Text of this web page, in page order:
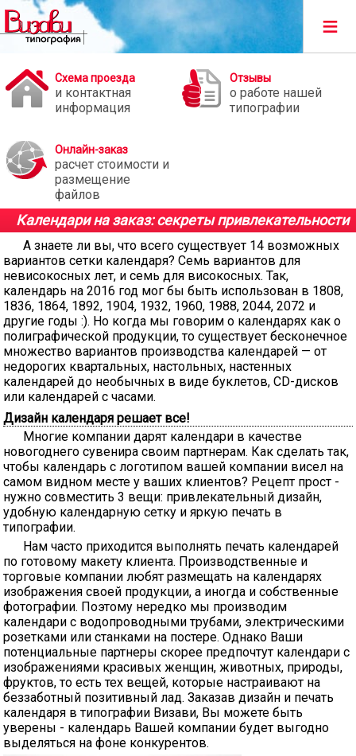
≡
Схема проезда
и контактная
информация
Отзывы
о работе нашей
типографии
Онлайн-заказ
расчет стоимости и
размещение
файлов
Календари на заказ: секреты привлекательности
А знаете ли вы, что всего существует 14 возможных
вариантов сетки календаря? Семь вариантов для
невисокосных лет, и семь для високосных. Так,
календарь на 2016 год мог бы быть использован в 1808,
1836, 1864, 1892, 1904, 1932, 1960, 1988, 2044, 2072 и
другие годы :). Но когда мы говорим о календарях как о
полиграфической продукции, то существует бесконечное
множество вариантов производства календарей — от
недорогих квартальных, настольных, настенных
календарей до необычных в виде буклетов, CD-дисков
или календарей с часами.
Дизайн календаря решает все!
Многие компании дарят календари в качестве
новогоднего сувенира своим партнерам. Как сделать так,
чтобы календарь с логотипом вашей компании висел на
самом видном месте у ваших клиентов? Рецепт прост -
нужно совместить 3 вещи: привлекательный дизайн,
удобную календарную сетку и яркую печать в
типографии.
Нам часто приходится выполнять печать календарей
по готовому макету клиента. Производственные и
торговые компании любят размещать на календарях
изображения своей продукции, а иногда и собственные
фотографии. Поэтому нередко мы производим
календари с водопроводными трубами, электрическими
розетками или станками на постере. Однако Ваши
потенциальные партнеры скорее предпочтут календари с
изображениями красивых женщин, животных, природы,
фруктов, то есть тех вещей, которые настраивают на
беззаботный позитивный лад. Заказав дизайн и печать
календаря в типографии Визави, Вы можете быть
уверены - календарь Вашей компании будет выгодно
выделяться на фоне конкурентов.